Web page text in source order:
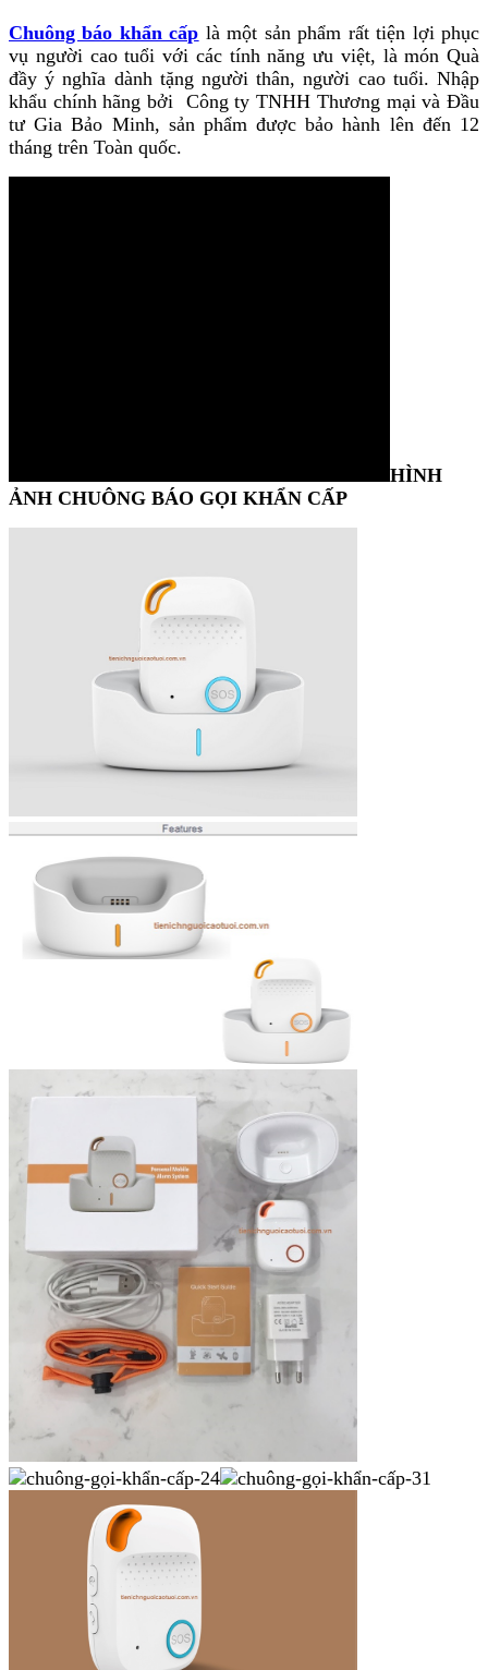
Chuông báo khẩn cấp là một sản phẩm rất tiện lợi phục
vụ người cao tuổi với các tính năng ưu việt, là món Quà
đầy ý nghĩa dành tặng người thân, người cao tuổi. Nhập
khẩu chính hãng bởi Công ty TNHH Thương mại và Đầu
tư Gia Bảo Minh, sản phẩm được bảo hành lên đến 12
tháng trên Toàn quốc.
HÌNH
ẢNH CHUÔNG BÁO GỌI KHẨN CẤP